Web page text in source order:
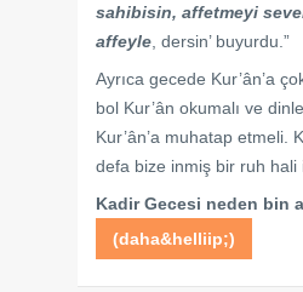
sahibisin, affetmeyi
affeyle, dersin’ buyurdu.”
Ayrıca gecede Kur’ân’a
bol Kur’ân okumalı ve
Kur’ân’a muhatap etmeli.
defa bize inmiş bir ruh hali
Kadir Gecesi neden bin
(daha&helliip;)